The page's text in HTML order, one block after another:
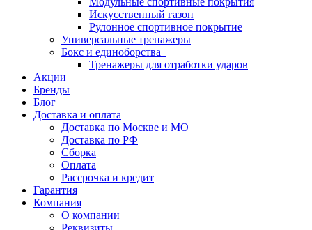
Искусственный газон
Рулонное спортивное покрытие
Универсальные тренажеры
Бокс и единоборства
Тренажеры для отработки ударов
Акции
Бренды
Блог
Доставка и оплата
Доставка по Москве и МО
Доставка по РФ
Сборка
Оплата
Рассрочка и кредит
Гарантия
Компания
О компании
Реквизиты